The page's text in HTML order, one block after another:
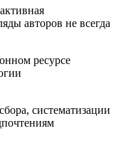
авторов не всегда
ресурсе
систематизации